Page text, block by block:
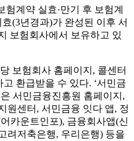
험계약 실효·만기 후 보험계
(3년경과)가 완성된 이후 서
보험회사에서 보유하고 있
보험회사 홈페이지, 콜센터
환급받을 수 있다. ‘서민금
서민금융진흥원 홈페이지,
원센터, 서민금융 잇다 앱, 정
카운트인포), 금융회사앱(신
려저축은행, 우리은행) 등을